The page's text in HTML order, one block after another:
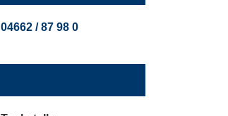
04662 / 87 98 0